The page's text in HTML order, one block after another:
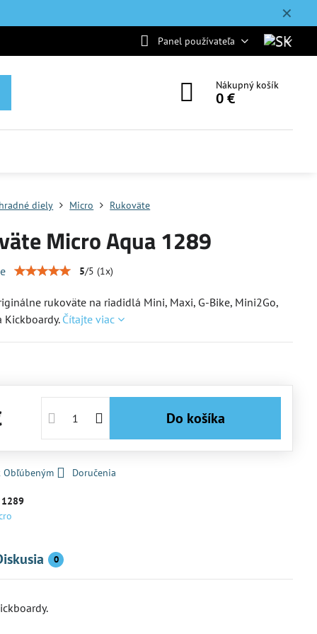
✕
Panel používateľa
Nákupný košík
0 €
diely Micro Rukoväte
Micro Aqua 1289
5/5 (1x)
rukoväte na riadidlá Mini, Maxi, G-Bike, Mini2Go,
Kickboardy. Čítajte viac
Do košíka
Obľúbeným Doručenia
1289
0